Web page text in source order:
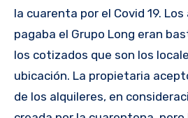
la cuarenta por el Covid 19.
pagaba el Grupo Long eran
los cotizados que son los
ubicación. La propietaria
de los alquileres, en